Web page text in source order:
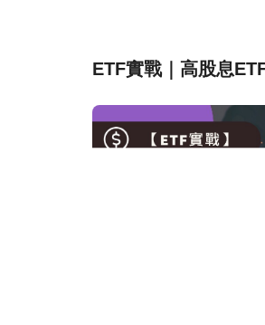
ETF實戰｜高股息